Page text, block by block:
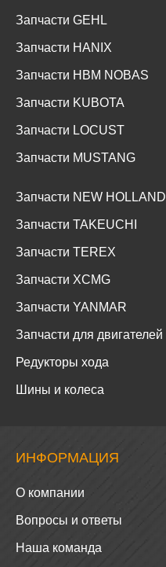
Запчасти GEHL
Запчасти HANIX
Запчасти HBM NOBAS
Запчасти KUBOTA
Запчасти LOCUST
Запчасти MUSTANG
Запчасти NEW HOLLAND
Запчасти TAKEUCHI
Запчасти TEREX
Запчасти XCMG
Запчасти YANMAR
Запчасти для двигателей
Редукторы хода
Шины и колеса
ИНФОРМАЦИЯ
О компании
Вопросы и ответы
Наша команда